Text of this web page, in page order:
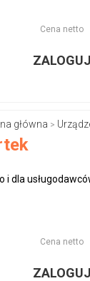
Cena netto
ZALOGUJ
główna >
i dla
Cena netto
ZALOGUJ